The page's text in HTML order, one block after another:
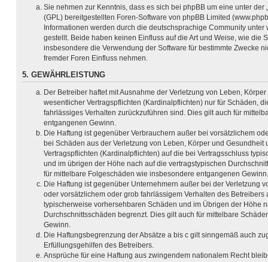
Sie nehmen zur Kenntnis, dass es sich bei phpBB um eine unter der „
(GPL) bereitgestellten Foren-Software von phpBB Limited
Informationen werden durch die deutschsprachige Community unter
gestellt. Beide haben keinen Einfluss auf die Art und Weise, wie die
insbesondere die Verwendung der Software für bestimmte Zwecke
fremder Foren Einfluss nehmen.
5. GEWÄHRLEISTUNG
Der Betreiber haftet mit Ausnahme der Verletzung von Leben,
wesentlicher Vertragspflichten (Kardinalpflichten) nur für Schäden,
fahrlässiges Verhalten zurückzuführen sind. Dies gilt auch für
entgangenen Gewinn.
Die Haftung ist gegenüber Verbrauchern außer bei vorsätzlichem
bei Schäden aus der Verletzung von Leben, Körper und Gesundheit
Vertragspflichten (Kardinalpflichten) auf die bei Vertragsschluss
und im übrigen der Höhe nach auf die vertragstypischen
für mittelbare Folgeschäden wie insbesondere entgangenen Gewinn.
Die Haftung ist gegenüber Unternehmern außer bei der Verletzung
oder vorsätzlichem oder grob fahrlässigem Verhalten des Betreibers
typischerweise vorhersehbaren Schäden und im Übrigen der Höhe
Durchschnittsschäden begrenzt. Dies gilt auch für mittelbare
Gewinn.
Die Haftungsbegrenzung der Absätze a bis c gilt sinngemäß auch
Erfüllungsgehilfen des Betreibers.
Ansprüche für eine Haftung aus zwingendem nationalem Recht